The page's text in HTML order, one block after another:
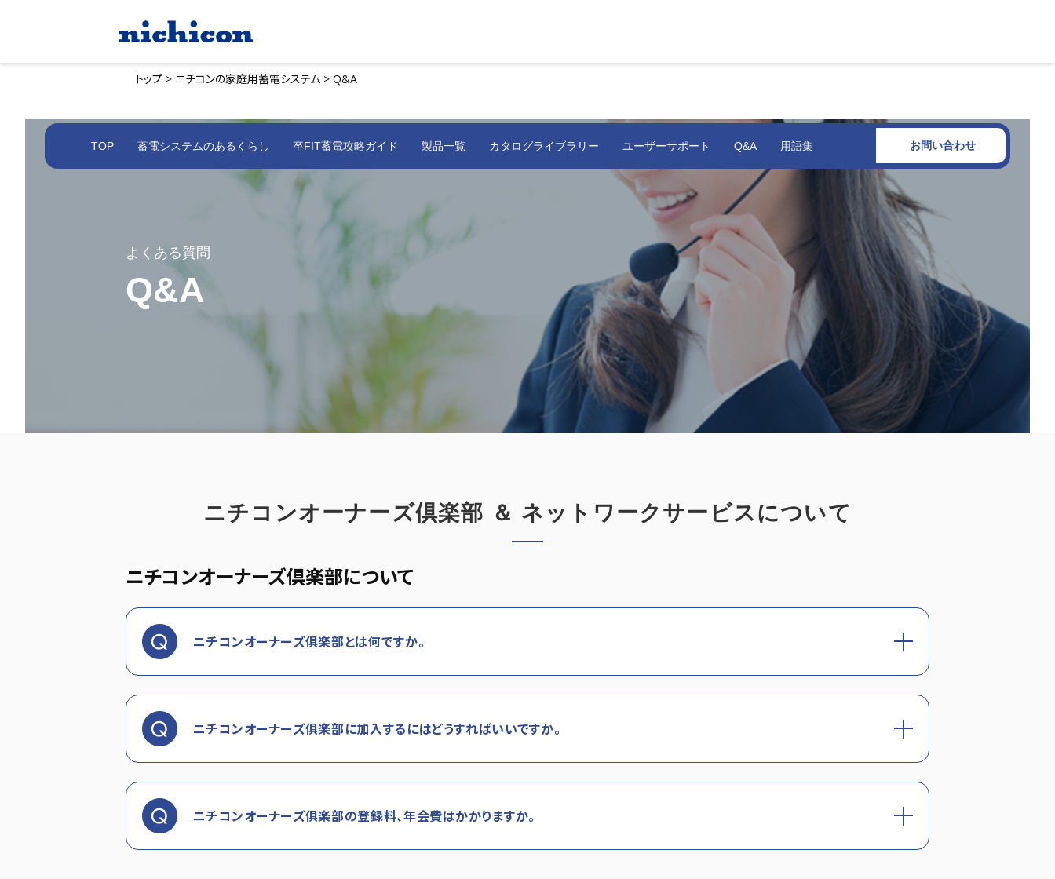
トップ > ニチコンの家庭用蓄電システム > Q&A
TOP 蓄電システムのあるくらし 卒FIT蓄電攻略ガイド 製品一覧 カタログライブラリー ユーザーサポート Q&A 用語集 お問い合わせ
よくある質問
Q&A
ニチコンオーナーズ倶楽部 ＆ ネットワークサービスについて
ニチコンオーナーズ倶楽部について
ニチコンオーナーズ俱楽部とは何ですか。
ニチコンオーナーズ俱楽部に加入するにはどうすればいいですか。
ニチコンオーナーズ俱楽部の登録料、年会費はかかりますか。